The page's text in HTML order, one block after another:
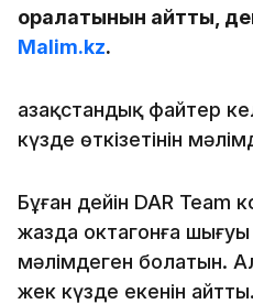
оралатынын айтты,
Malim.kz.
Қазақстандық файтер
күзде өткізетінін
Бұған дейін DAR
жазда октагонға шығуы
мәлімдеген болатын.
жек күзде екенін айтты.